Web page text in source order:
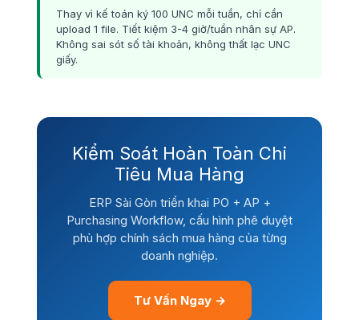
Thay vì kế toán ký 100 UNC mỗi tuần, chỉ cần
upload 1 file. Tiết kiệm 3-4 giờ/tuần nhân sự AP.
Không sai sót số tài khoản, không thất lạc UNC
giấy.
Kiểm Soát Hoàn Toàn Chi
Tiêu Mua Hàng
ERP Sài Gòn triển khai PO + AP +
Purchasing Workflow, cấu hình phê duyệt
phù hợp chính sách mua hàng của từng
doanh nghiệp.
Tư Vấn Ngay →